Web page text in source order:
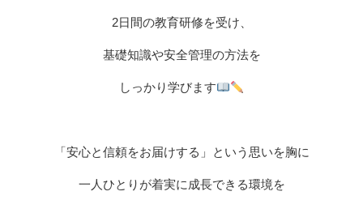
2日間の教育研修を受け、
基礎知識や安全管理の方法を
しっかり学びます
「安心と信頼をお届けする」という思いを胸に
一人ひとりが着実に成長できる環境を